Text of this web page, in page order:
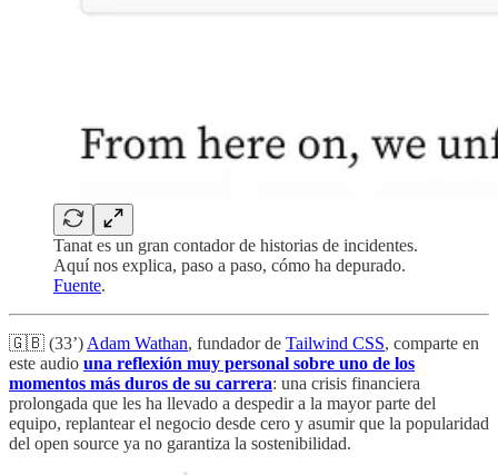
Tanat es un gran contador de historias de incidentes.
Aquí nos explica, paso a paso, cómo ha depurado.
Fuente.
🇬🇧 (33’) Adam Wathan, fundador de Tailwind CSS, comparte en
este audio una reflexión muy personal sobre uno de los
momentos más duros de su carrera: una crisis financiera
prolongada que les ha llevado a despedir a la mayor parte del
equipo, replantear el negocio desde cero y asumir que la popularidad
del open source ya no garantiza la sostenibilidad.